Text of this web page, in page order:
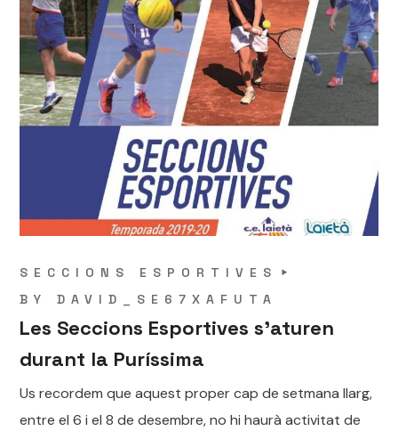
SECCIONS ESPORTIVES
BYDAVID_SE67XAFUTA
Les Seccions Esportives s’aturen
durant la Puríssima
Us recordem que aquest proper cap de setmana llarg,
entre el 6 i el 8 de desembre, no hi haurà activitat de